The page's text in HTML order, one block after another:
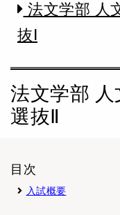
法文学部 人
抜Ⅰ
法文学部 人
選抜Ⅱ
目次
入試概要